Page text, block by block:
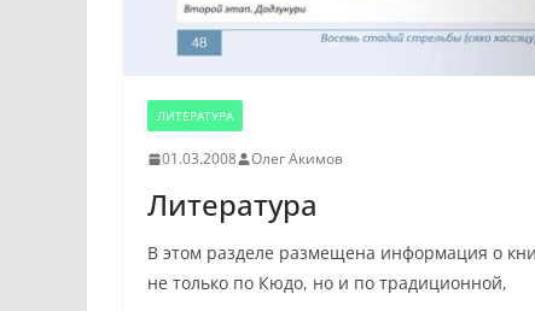
ЛИТЕРАТУРА
01.03.2008 Олег Акимов
Литература
В этом разделе размещена информация о
не только по Кюдо, но и по традиционной,